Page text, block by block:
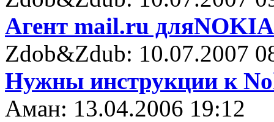
Агент mail.ru
Zdob&Zdub: 10.07.2007
Нужны инструкции к
Аман: 13.04.2006 19:12